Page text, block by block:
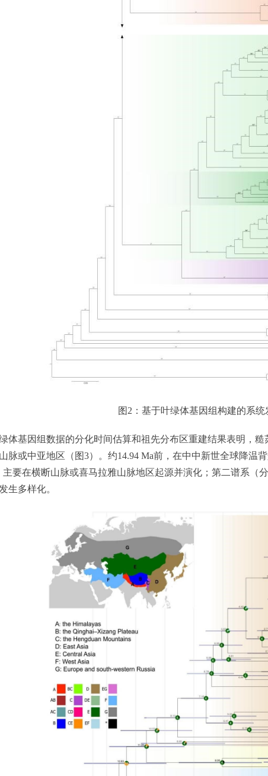
图2：基于叶绿体基因组构建的系统
基因组数据的分化时间估算和祖先分布区重建结果表明，糙
脉或中亚地区（图3）。约14.94 Ma前，在中中新世全球降温
主要在横断山脉或喜马拉雅山脉地区起源并演化；第二谱系（
生多样化。